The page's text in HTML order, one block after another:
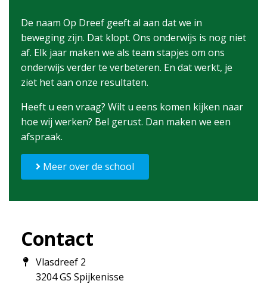
De naam Op Dreef geeft al aan dat we in
beweging zijn. Dat klopt. Ons onderwijs is nog niet
af. Elk jaar maken we als team stapjes om ons
onderwijs verder te verbeteren. En dat werkt, je
ziet het aan onze resultaten.
Heeft u een vraag? Wilt u eens komen kijken naar
hoe wij werken? Bel gerust. Dan maken we een
afspraak.
Meer over de school
Contact
Vlasdreef 2
3204 GS Spijkenisse